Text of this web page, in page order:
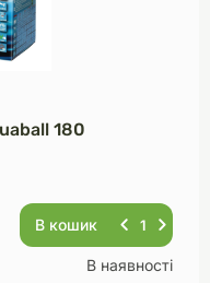
180
В кошик
В наявності